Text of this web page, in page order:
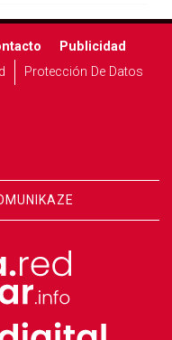
Publicidad
Protección De Datos